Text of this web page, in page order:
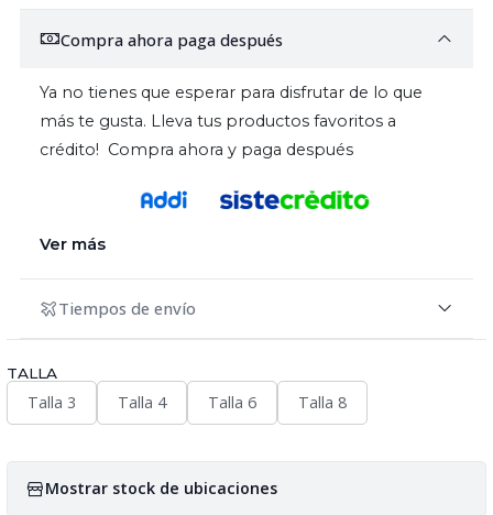
Compra ahora paga después
Ya no tienes que esperar para disfrutar de lo que
más te gusta. Lleva tus productos favoritos a
crédito! Compra ahora y paga después
Ver más
Tiempos de envío
TALLA
Talla 3 Talla 4 Talla 6 Talla 8
Mostrar stock de ubicaciones